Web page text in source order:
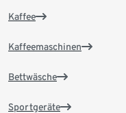
Kaffee
Kaffeemaschinen
Bettwäsche
Sportgeräte